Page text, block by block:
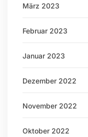
März 2023
Februar 2023
Januar 2023
Dezember 2022
November 2022
Oktober 2022